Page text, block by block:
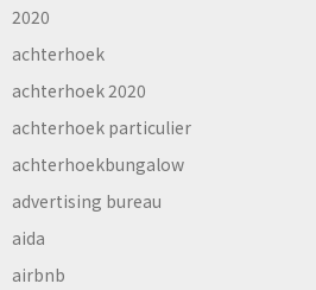
2020
achterhoek
achterhoek 2020
achterhoek particulier
achterhoekbungalow
advertising bureau
aida
airbnb